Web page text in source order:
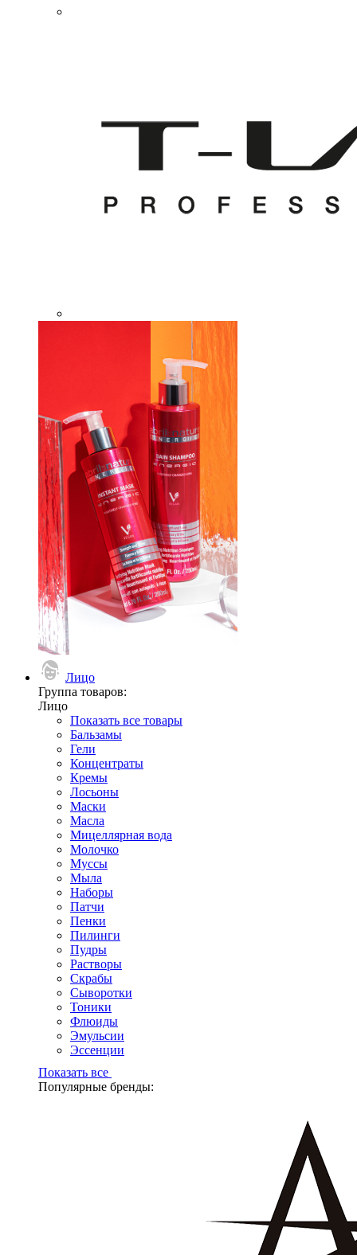
Лицо
Группа товаров:
Лицо
Показать все товары
Бальзамы
Гели
Концентраты
Кремы
Лосьоны
Маски
Масла
Мицеллярная вода
Молочко
Муссы
Мыла
Наборы
Патчи
Пенки
Пилинги
Пудры
Растворы
Скрабы
Сыворотки
Тоники
Флюиды
Эмульсии
Эссенции
Показать все
Популярные бренды: